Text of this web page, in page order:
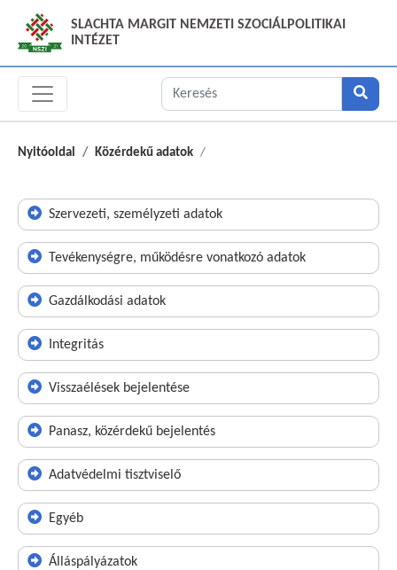
SLACHTA MARGIT NEMZETI SZOCIÁLPOLITIKAI
INTÉZET
Nyitóoldal Közérdekű adatok
Szervezeti, személyzeti adatok
Tevékenységre, működésre vonatkozó adatok
Gazdálkodási adatok
Integritás
Visszaélések bejelentése
Panasz, közérdekű bejelentés
Adatvédelmi tisztviselő
Egyéb
Álláspályázatok